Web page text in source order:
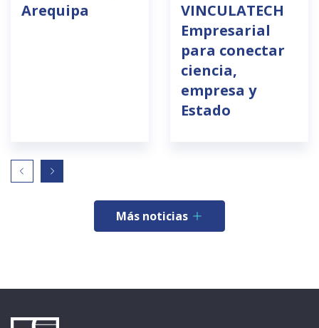
Arequipa
VINCULATECH
Empresarial
para conectar
ciencia,
empresa y
Estado
Más noticias